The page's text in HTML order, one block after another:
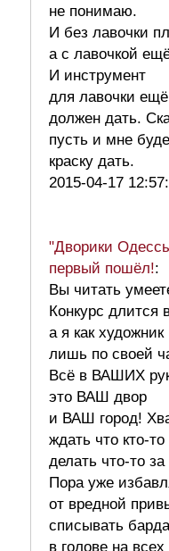
не понимаю.
И без лавочки
а с лавочкой
И инструмент
для лавочки ещё
должен дать.
пусть и мне
краску дать.
2015-04-17
"Дворики
первый пошёл!:
Вы читать
Конкурс длится
а я как
лишь по своей
Всё в ВАШИХ
это ВАШ двор
и ВАШ город!
ждать что кто-то
делать что-то
Пора уже
от вредной
списывать
в голове на